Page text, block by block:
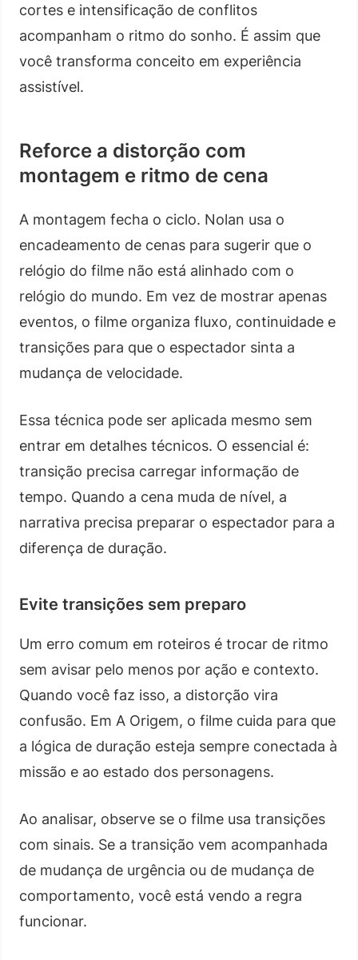
cortes e intensificação de conflitos
acompanham o ritmo do sonho. É assim que
você transforma conceito em experiência
assistível.
Reforce a distorção com
montagem e ritmo de cena
A montagem fecha o ciclo. Nolan usa o
encadeamento de cenas para sugerir que o
relógio do filme não está alinhado com o
relógio do mundo. Em vez de mostrar apenas
eventos, o filme organiza fluxo, continuidade e
transições para que o espectador sinta a
mudança de velocidade.
Essa técnica pode ser aplicada mesmo sem
entrar em detalhes técnicos. O essencial é:
transição precisa carregar informação de
tempo. Quando a cena muda de nível, a
narrativa precisa preparar o espectador para a
diferença de duração.
Evite transições sem preparo
Um erro comum em roteiros é trocar de ritmo
sem avisar pelo menos por ação e contexto.
Quando você faz isso, a distorção vira
confusão. Em A Origem, o filme cuida para que
a lógica de duração esteja sempre conectada à
missão e ao estado dos personagens.
Ao analisar, observe se o filme usa transições
com sinais. Se a transição vem acompanhada
de mudança de urgência ou de mudança de
comportamento, você está vendo a regra
funcionar.